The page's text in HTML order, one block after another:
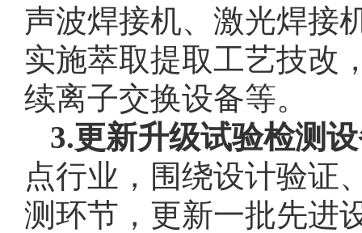
声波焊接机、激光焊接
实施萃取提取工艺技改
续离子交换设备等。
3.更新升级试验检测
点行业，围绕设计验证
测环节，更新一批先进